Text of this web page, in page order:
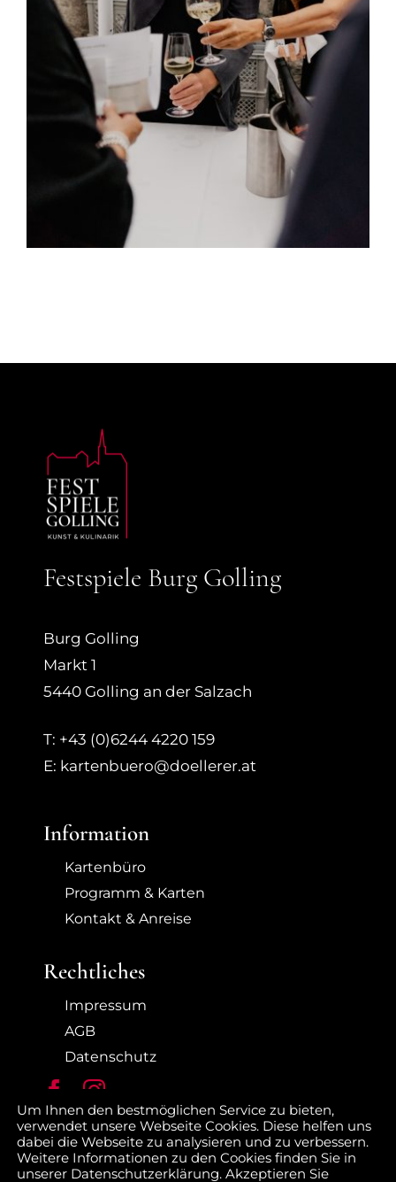
Festspiele Burg Golling
Burg Golling
Markt 1
5440 Golling an der Salzach
T: +43 (0)6244 4220 159
E: kartenbuero@doellerer.at
Information
Kartenbüro
Programm & Karten
Kontakt & Anreise
Rechtliches
Impressum
AGB
Datenschutz
Um Ihnen den bestmöglichen Service zu bieten,
verwendet unsere Webseite Cookies. Diese helfen uns
dabei die Webseite zu analysieren und zu verbessern.
Weitere Informationen zu den Cookies finden Sie in
unserer Datenschutzerklärung. Akzeptieren Sie